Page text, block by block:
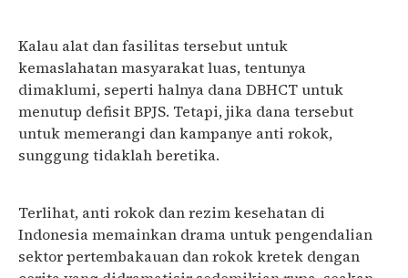
Kalau alat dan fasilitas tersebut untuk
kemaslahatan masyarakat luas, tentunya
dimaklumi, seperti halnya dana DBHCT untuk
menutup defisit BPJS. Tetapi, jika dana tersebut
untuk memerangi dan kampanye anti rokok,
sunggung tidaklah beretika.
Terlihat, anti rokok dan rezim kesehatan di
Indonesia memainkan drama untuk pengendalian
sektor pertembakauan dan rokok kretek dengan